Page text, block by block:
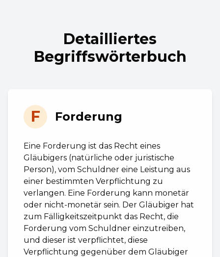
Detailliertes
Begriffswörterbuch
F Forderung
Eine Forderung ist das Recht eines
Gläubigers (natürliche oder juristische
Person), vom Schuldner eine Leistung aus
einer bestimmten Verpflichtung zu
verlangen. Eine Forderung kann monetär
oder nicht-monetär sein. Der Gläubiger hat
zum Fälligkeitszeitpunkt das Recht, die
Forderung vom Schuldner einzutreiben,
und dieser ist verpflichtet, diese
Verpflichtung gegenüber dem Gläubiger